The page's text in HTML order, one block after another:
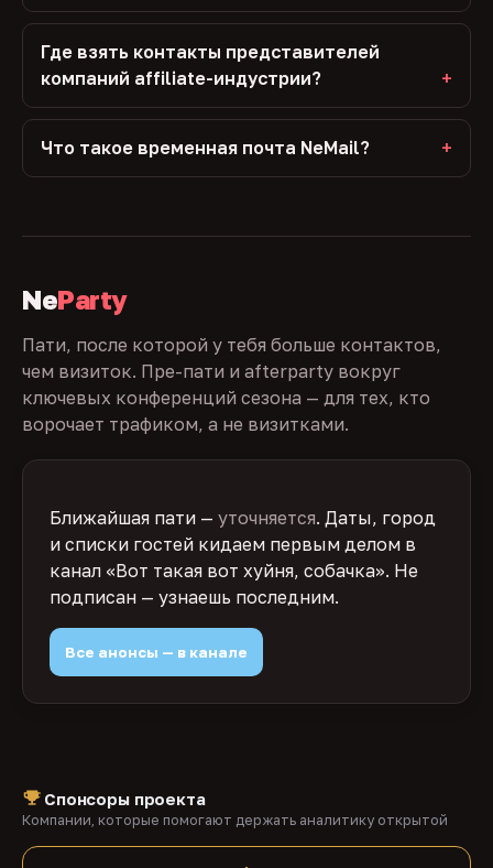
Где взять контакты представителей
компаний affiliate-индустрии?
Что такое временная почта NeMail?
NeParty
Пати, после которой у тебя больше контактов,
чем визиток. Пре-пати и afterparty вокруг
ключевых конференций сезона — для тех, кто
ворочает трафиком, а не визитками.
Ближайшая пати — уточняется. Даты, город
и списки гостей кидаем первым делом в
канал «Вот такая вот хуйня, собачка». Не
подписан — узнаешь последним.
Все анонсы — в канале
Спонсоры проекта
Компании, которые помогают держать аналитику открытой